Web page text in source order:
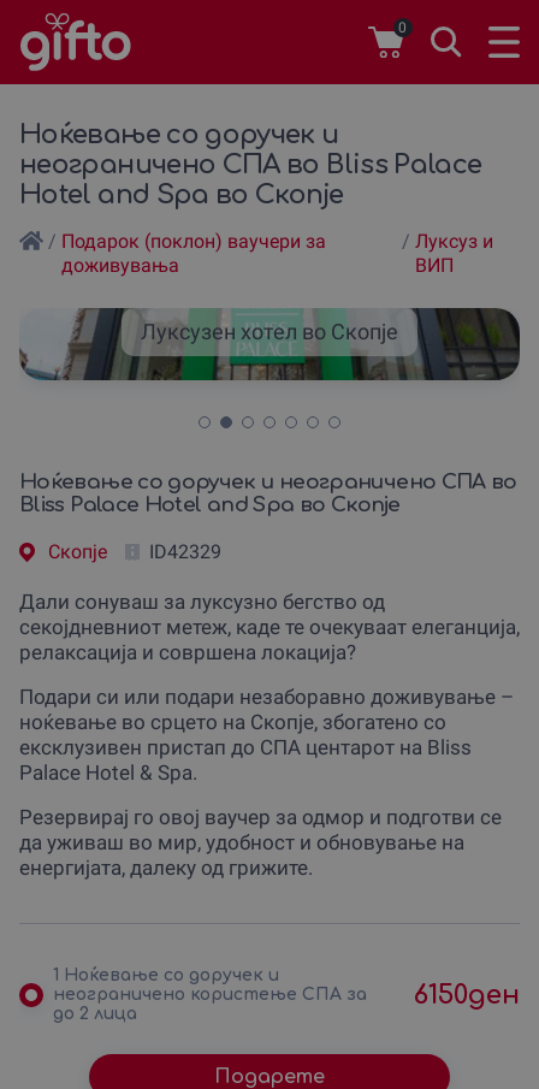
0
Ноќевање со доручек и
неограничено СПА во Bliss Palace
Hotel and Spa во Скопје
/ Подарок (поклон) ваучери за
доживувања
/ Луксуз и
ВИП
Луксузен хотел во Скопје
Ноќевање со доручек и неограничено СПА во
Bliss Palace Hotel and Spa во Скопје
Скопjе ID42329
Дали сонуваш за луксузно бегство од
секојдневниот метеж, каде те очекуваат елеганција,
релаксација и совршена локација?
Подари си или подари незаборавно доживување –
ноќевање во срцето на Скопје, збогатено со
ексклузивен пристап до СПА центарот на Bliss
Palace Hotel & Spa.
Резервирај го овој ваучер за одмор и подготви се
да уживаш во мир, удобност и обновување на
енергијата, далеку од грижите.
1 Ноќевање со доручек и
неограничено користење СПА за
до 2 лица
6150ден
Подарете